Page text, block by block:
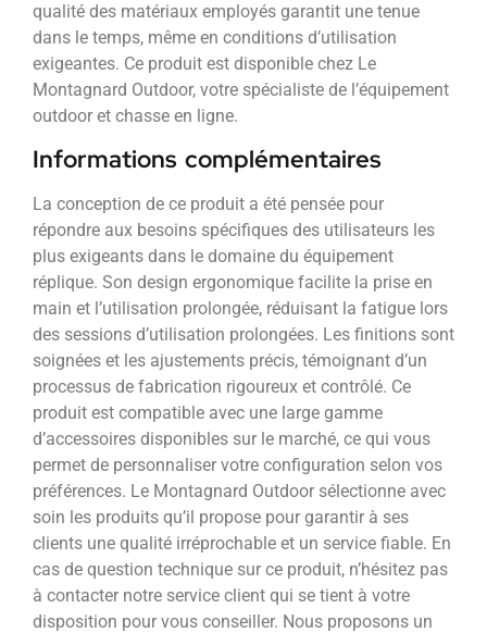
qualité des matériaux employés garantit une tenue
dans le temps, même en conditions d’utilisation
exigeantes. Ce produit est disponible chez Le
Montagnard Outdoor, votre spécialiste de l’équipement
outdoor et chasse en ligne.
Informations complémentaires
La conception de ce produit a été pensée pour
répondre aux besoins spécifiques des utilisateurs les
plus exigeants dans le domaine du équipement
réplique. Son design ergonomique facilite la prise en
main et l’utilisation prolongée, réduisant la fatigue lors
des sessions d’utilisation prolongées. Les finitions sont
soignées et les ajustements précis, témoignant d’un
processus de fabrication rigoureux et contrôlé. Ce
produit est compatible avec une large gamme
d’accessoires disponibles sur le marché, ce qui vous
permet de personnaliser votre configuration selon vos
préférences. Le Montagnard Outdoor sélectionne avec
soin les produits qu’il propose pour garantir à ses
clients une qualité irréprochable et un service fiable. En
cas de question technique sur ce produit, n’hésitez pas
à contacter notre service client qui se tient à votre
disposition pour vous conseiller. Nous proposons un